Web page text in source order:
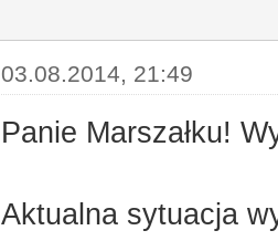
03.08.2014, 21:49
Panie Marszałku!
Aktualna sytuacja